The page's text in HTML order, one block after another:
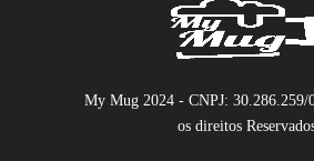
My Mug 2024 - CNPJ: 30.286.259/
os direitos